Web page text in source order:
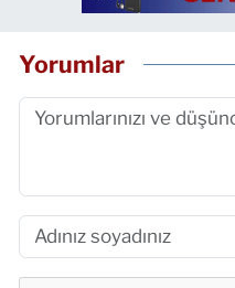
Yorumlar